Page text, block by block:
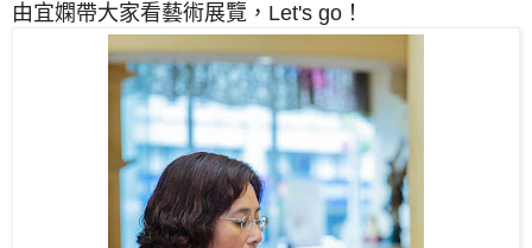
由宜嫻帶大家看藝術展覽， Let's go！